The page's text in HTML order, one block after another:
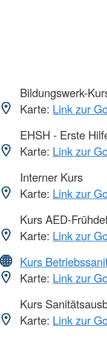
Bildungswerk-
Karte: Link zur
EHSH - Erste
Karte: Link zur
Interner Kurs
Karte: Link zur
Kurs AED-
Karte: Link zur
Kurs
Karte: Link zur
Kurs
Karte: Link zur